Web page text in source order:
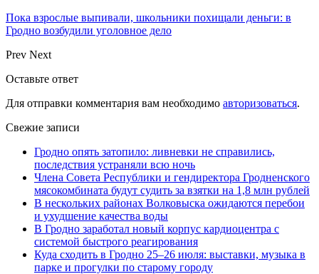
Пока взрослые выпивали, школьники похищали деньги: в
Гродно возбудили уголовное дело
Prev Next
Оставьте ответ
Для отправки комментария вам необходимо авторизоваться.
Свежие записи
Гродно опять затопило: ливневки не справились,
последствия устраняли всю ночь
Члена Совета Республики и гендиректора Гродненского
мясокомбината будут судить за взятки на 1,8 млн рублей
В нескольких районах Волковыска ожидаются перебои
и ухудшение качества воды
В Гродно заработал новый корпус кардиоцентра с
системой быстрого реагирования
Куда сходить в Гродно 25–26 июля: выставки, музыка в
парке и прогулки по старому городу